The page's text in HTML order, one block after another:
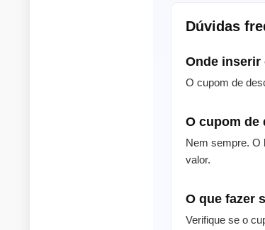
Dúvidas
Onde inserir
O cupom de
O cupom de
Nem sempre. O
valor.
O que fazer
Verifique se o